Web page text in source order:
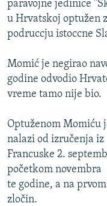
RSE PRIČE IZ SVIJETA
ISPRIČAJ MI
DNEVNO@RSE
SPECIJALI RSE
GENOCID U SREBRENICI
POPLAVE I KLIZIŠTA U
TV LIBERTY
POST SCRIPTUM
Sve RFE/RL stranice
paravojne jedinice
u Hrvatskoj optužen
podruccju istoccne
Momić je negirao
godine odvodio
vreme tamo nije bio.
Optuženom Momiću
nalazi od izručenja iz
Francuske 2.
početkom novembra
te godine, a na
zločin.